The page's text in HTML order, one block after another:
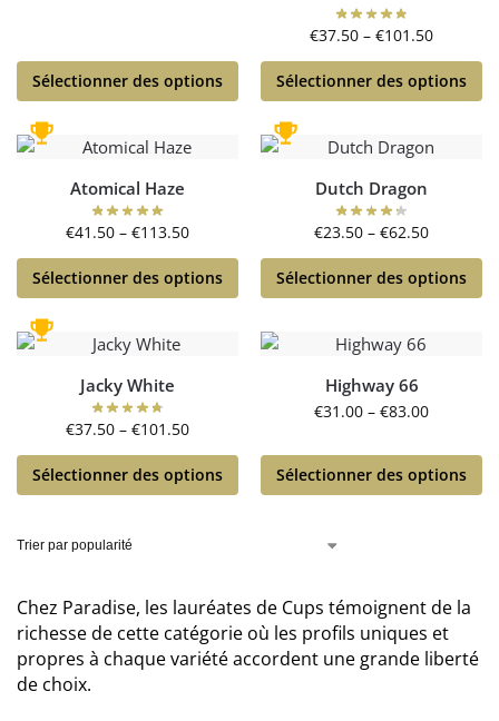
Sélectionner des options
€37.50 – €101.50
Sélectionner des options
Atomical Haze
€41.50 – €113.50
Sélectionner des options
Dutch Dragon
€23.50 – €62.50
Sélectionner des options
Jacky White
€37.50 – €101.50
Sélectionner des options
Highway 66
€31.00 – €83.00
Sélectionner des options
Chez Paradise, les lauréates de Cups témoignent de la
richesse de cette catégorie où les profils uniques et
propres à chaque variété accordent une grande liberté
de choix.